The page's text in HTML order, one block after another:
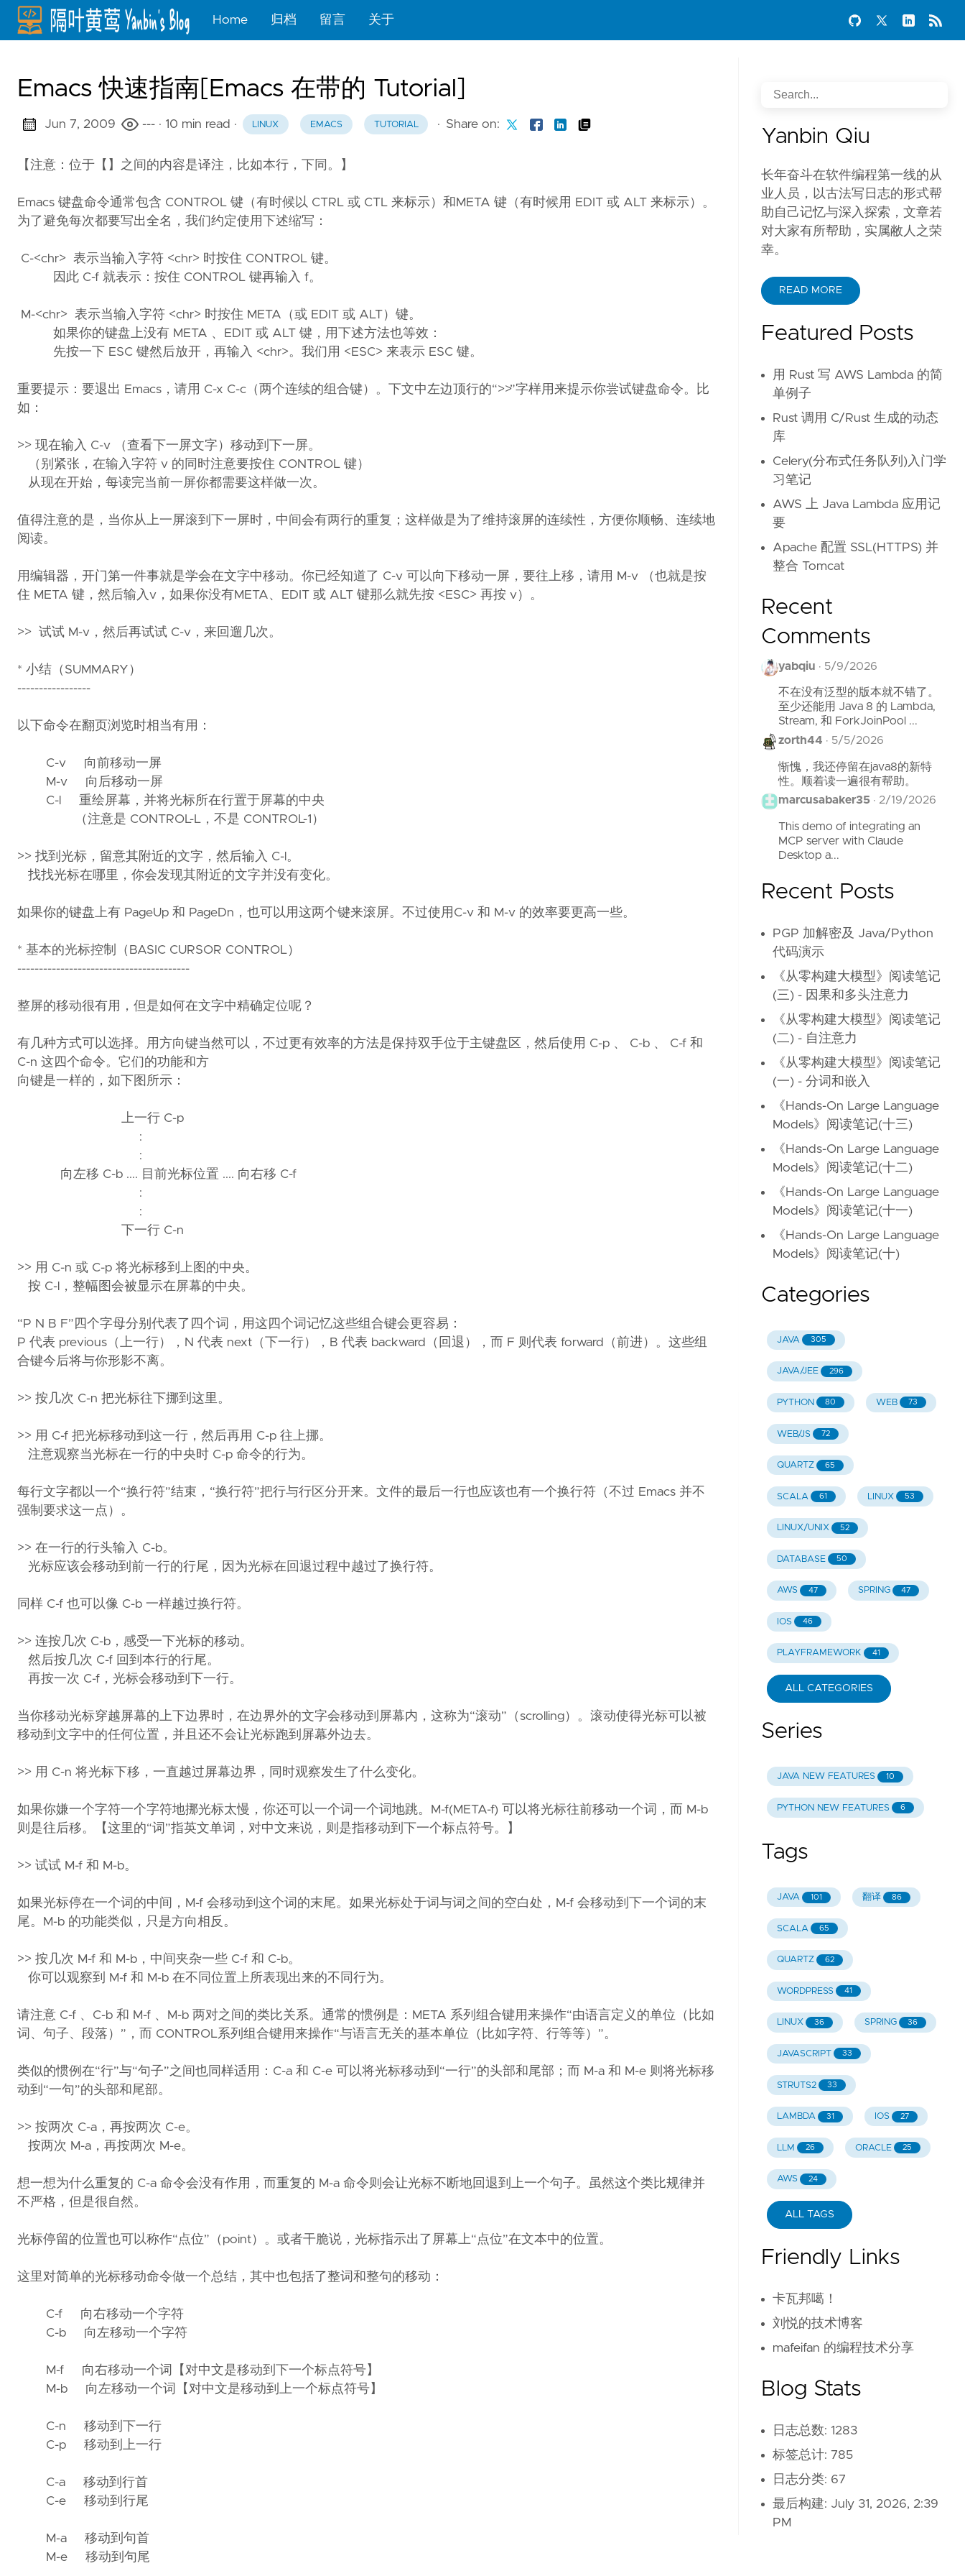
Home 归档 留言 关于
Emacs 快速指南[Emacs 在带的 Tutorial]
Jun 7, 2009 --- · 10 min read · LINUX EMACS TUTORIAL · Share on:
【注意：位于【】之间的内容是译注，比如本行，下同。】
Emacs 键盘命令通常包含 CONTROL 键（有时候以 CTRL 或 CTL 来标示）和META 键（有时候用 EDIT 或 ALT 来标示）。
为了避免每次都要写出全名，我们约定使用下述缩写：
C-<chr> 表示当输入字符 <chr> 时按住 CONTROL 键。
因此 C-f 就表示：按住 CONTROL 键再输入 f。
M-<chr> 表示当输入字符 <chr> 时按住 META（或 EDIT 或 ALT）键。
如果你的键盘上没有 META 、EDIT 或 ALT 键，用下述方法也等效：
先按一下 ESC 键然后放开，再输入 <chr>。我们用 <ESC> 来表示 ESC 键。
重要提示：要退出 Emacs，请用 C-x C-c（两个连续的组合键）。下文中左边顶行的“>>”字样用来提示你尝试键盘命令。比
如：
>> 现在输入 C-v （查看下一屏文字）移动到下一屏。
（别紧张，在输入字符 v 的同时注意要按住 CONTROL 键）
从现在开始，每读完当前一屏你都需要这样做一次。
值得注意的是，当你从上一屏滚到下一屏时，中间会有两行的重复；这样做是为了维持滚屏的连续性，方便你顺畅、连续地
阅读。
用编辑器，开门第一件事就是学会在文字中移动。你已经知道了 C-v 可以向下移动一屏，要往上移，请用 M-v （也就是按
住 META 键，然后输入v，如果你没有META、EDIT 或 ALT 键那么就先按 <ESC> 再按 v）。
>> 试试 M-v，然后再试试 C-v，来回遛几次。
* 小结（SUMMARY）
-----------------
以下命令在翻页浏览时相当有用：
C-v 向前移动一屏
M-v 向后移动一屏
C-l 重绘屏幕，并将光标所在行置于屏幕的中央
（注意是 CONTROL-L，不是 CONTROL-1）
>> 找到光标，留意其附近的文字，然后输入 C-l。
找找光标在哪里，你会发现其附近的文字并没有变化。
如果你的键盘上有 PageUp 和 PageDn，也可以用这两个键来滚屏。不过使用C-v 和 M-v 的效率要更高一些。
* 基本的光标控制（BASIC CURSOR CONTROL）
----------------------------------------
整屏的移动很有用，但是如何在文字中精确定位呢？
有几种方式可以选择。用方向键当然可以，不过更有效率的方法是保持双手位于主键盘区，然后使用 C-p 、 C-b 、 C-f 和
C-n 这四个命令。它们的功能和方
向键是一样的，如下图所示：
上一行 C-p
:
:
向左移 C-b .... 目前光标位置 .... 向右移 C-f
:
:
下一行 C-n
>> 用 C-n 或 C-p 将光标移到上图的中央。
按 C-l，整幅图会被显示在屏幕的中央。
“P N B F”四个字母分别代表了四个词，用这四个词记忆这些组合键会更容易：
P 代表 previous（上一行），N 代表 next（下一行），B 代表 backward（回退），而 F 则代表 forward（前进）。这些组
合键今后将与你形影不离。
>> 按几次 C-n 把光标往下挪到这里。
>> 用 C-f 把光标移动到这一行，然后再用 C-p 往上挪。
注意观察当光标在一行的中央时 C-p 命令的行为。
每行文字都以一个“换行符”结束，“换行符”把行与行区分开来。文件的最后一行也应该也有一个换行符（不过 Emacs 并不
强制要求这一点）。
>> 在一行的行头输入 C-b。
光标应该会移动到前一行的行尾，因为光标在回退过程中越过了换行符。
同样 C-f 也可以像 C-b 一样越过换行符。
>> 连按几次 C-b，感受一下光标的移动。
然后按几次 C-f 回到本行的行尾。
再按一次 C-f，光标会移动到下一行。
当你移动光标穿越屏幕的上下边界时，在边界外的文字会移动到屏幕内，这称为“滚动”（scrolling）。滚动使得光标可以被
移动到文字中的任何位置，并且还不会让光标跑到屏幕外边去。
>> 用 C-n 将光标下移，一直越过屏幕边界，同时观察发生了什么变化。
如果你嫌一个字符一个字符地挪光标太慢，你还可以一个词一个词地跳。M-f(META-f) 可以将光标往前移动一个词，而 M-b
则是往后移。【这里的“词”指英文单词，对中文来说，则是指移动到下一个标点符号。】
>> 试试 M-f 和 M-b。
如果光标停在一个词的中间，M-f 会移动到这个词的末尾。如果光标处于词与词之间的空白处，M-f 会移动到下一个词的末
尾。M-b 的功能类似，只是方向相反。
>> 按几次 M-f 和 M-b，中间夹杂一些 C-f 和 C-b。
你可以观察到 M-f 和 M-b 在不同位置上所表现出来的不同行为。
请注意 C-f 、C-b 和 M-f 、M-b 两对之间的类比关系。通常的惯例是：META 系列组合键用来操作“由语言定义的单位（比如
词、句子、段落）”，而 CONTROL系列组合键用来操作“与语言无关的基本单位（比如字符、行等等）”。
类似的惯例在“行”与“句子”之间也同样适用：C-a 和 C-e 可以将光标移动到“一行”的头部和尾部；而 M-a 和 M-e 则将光标移
动到“一句”的头部和尾部。
>> 按两次 C-a，再按两次 C-e。
按两次 M-a，再按两次 M-e。
想一想为什么重复的 C-a 命令会没有作用，而重复的 M-a 命令则会让光标不断地回退到上一个句子。虽然这个类比规律并
不严格，但是很自然。
光标停留的位置也可以称作“点位”（point）。或者干脆说，光标指示出了屏幕上“点位”在文本中的位置。
这里对简单的光标移动命令做一个总结，其中也包括了整词和整句的移动：
C-f 向右移动一个字符
C-b 向左移动一个字符
M-f 向右移动一个词【对中文是移动到下一个标点符号】
M-b 向左移动一个词【对中文是移动到上一个标点符号】
C-n 移动到下一行
C-p 移动到上一行
C-a 移动到行首
C-e 移动到行尾
M-a 移动到句首
M-e 移动到句尾
Yanbin Qiu
长年奋斗在软件编程第一线的从
业人员，以古法写日志的形式帮
助自己记忆与深入探索，文章若
对大家有所帮助，实属敝人之荣
幸。
READ MORE
Featured Posts
用 Rust 写 AWS Lambda 的简
单例子
Rust 调用 C/Rust 生成的动态
库
Celery(分布式任务队列)入门学
习笔记
AWS 上 Java Lambda 应用记
要
Apache 配置 SSL(HTTPS) 并
整合 Tomcat
Recent
Comments
yabqiu · 5/9/2026
不在没有泛型的版本就不错了。
至少还能用 Java 8 的 Lambda,
Stream, 和 ForkJoinPool ...
zorth44 · 5/5/2026
惭愧，我还停留在java8的新特
性。顺着读一遍很有帮助。
marcusabaker35 · 2/19/2026
This demo of integrating an
MCP server with Claude
Desktop a...
Recent Posts
PGP 加解密及 Java/Python
代码演示
《从零构建大模型》阅读笔记
(三) - 因果和多头注意力
《从零构建大模型》阅读笔记
(二) - 自注意力
《从零构建大模型》阅读笔记
(一) - 分词和嵌入
《Hands-On Large Language
Models》阅读笔记(十三)
《Hands-On Large Language
Models》阅读笔记(十二)
《Hands-On Large Language
Models》阅读笔记(十一)
《Hands-On Large Language
Models》阅读笔记(十)
Categories
JAVA 305
JAVA/JEE 296
PYTHON 80 WEB 73
WEB/JS 72
QUARTZ 65
SCALA 61 LINUX 53
LINUX/UNIX 52
DATABASE 50
AWS 47 SPRING 47
IOS 46
PLAYFRAMEWORK 41
ALL CATEGORIES
Series
JAVA NEW FEATURES 10
PYTHON NEW FEATURES 6
Tags
JAVA 101 翻译 86
SCALA 65
QUARTZ 62
WORDPRESS 41
LINUX 36 SPRING 36
JAVASCRIPT 33
STRUTS2 33
LAMBDA 31 IOS 27
LLM 26 ORACLE 25
AWS 24
ALL TAGS
Friendly Links
卡瓦邦噶！
刘悦的技术博客
mafeifan 的编程技术分享
Blog Stats
日志总数: 1283
标签总计: 785
日志分类: 67
最后构建: July 31, 2026, 2:39
PM